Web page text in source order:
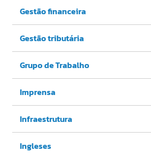
Gestão financeira
Gestão tributária
Grupo de Trabalho
Imprensa
Infraestrutura
Ingleses